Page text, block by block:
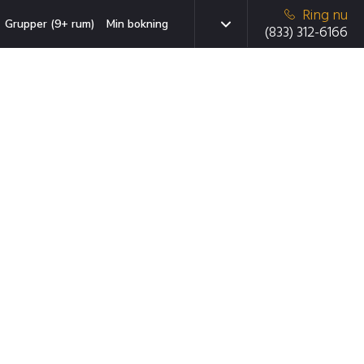
Grupper (9+ rum) Min bokning
Ring nu
(833) 312-6166